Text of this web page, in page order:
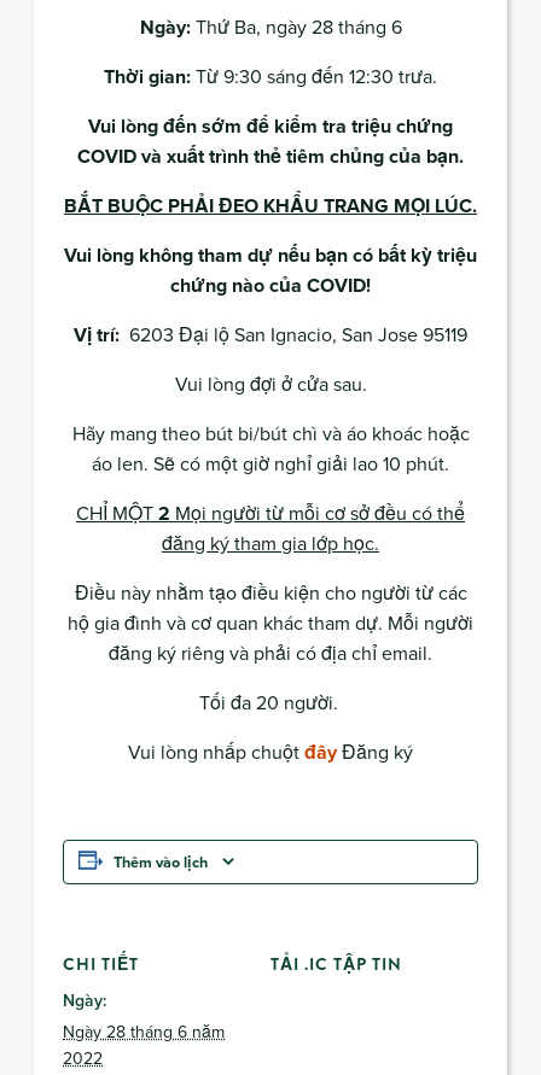
Ngày:Thứ Ba, ngày 28 tháng 6
Thời gian:Từ 9:30 sáng đến 12:30 trưa.
Vui lòng đến sớm để kiểm tra triệu chứng
COVID và xuất trình thẻ tiêm chủng của bạn.
BẮT BUỘC PHẢI ĐEO KHẨU TRANG MỌI LÚC.
Vui lòng không tham dự nếu bạn có bất kỳ triệu
chứng nào của COVID!
Vị trí: 6203 Đại lộ San Ignacio, San Jose 95119
Vui lòng đợi ở cửa sau.
Hãy mang theo bút bi/bút chì và áo khoác hoặc
áo len. Sẽ có một giờ nghỉ giải lao 10 phút.
CHỈ MỘT2 Mọi người từ mỗi cơ sở đều có thể
đăng ký tham gia lớp học.
Điều này nhằm tạo điều kiện cho người từ các
hộ gia đình và cơ quan khác tham dự. Mỗi người
đăng ký riêng và phải có địa chỉ email.
Tối đa 20 người.
Vui lòng nhấp chuộtđâyĐăng ký
Thêm vào lịch
CHI TIẾT
Ngày:
Ngày 28 tháng 6 năm
2022
TẢI .IC TẬP TIN